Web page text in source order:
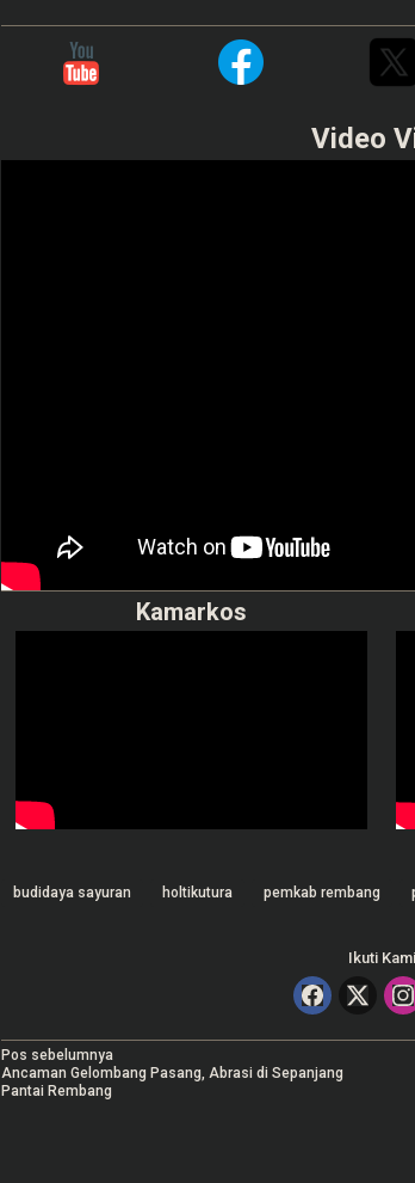
Video
Kamarkos
budidaya sayuran holtikutura pemkab rembang
Ikuti Kami
N
a
Pos sebelumnya
Ancaman Gelombang Pasang, Abrasi di Sepanjang
Pantai Rembang